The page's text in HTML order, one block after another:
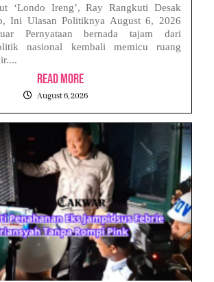
‘Londo Ireng’, Ray Rangkuti Desak
Ini Ulasan Politiknya August 6, 2026
Pernyataan bernada tajam dari
nasional kembali memicu ruang
Read More
August 6, 2026